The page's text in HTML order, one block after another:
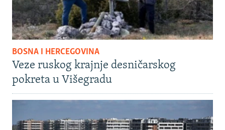
BOSNA I HERCEGOVINA
Veze ruskog krajnje desničarskog
pokreta u Višegradu